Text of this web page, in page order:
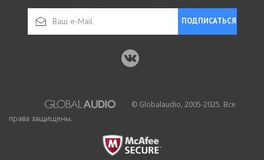
ПОДПИСАТЬСЯ
© Globalaudio, 2005-2025. Все
права защищены.